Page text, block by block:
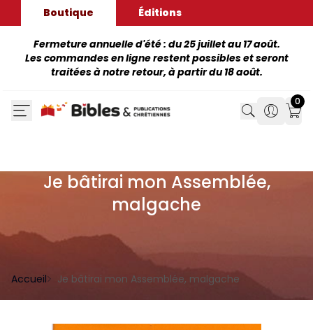
Boutique Éditions
Fermeture annuelle d'été : du 25 juillet au 17 août.
Les commandes en ligne restent possibles et seront
traitées à notre retour, à partir du 18 août.
Search
Search
0
Je bâtirai mon Assemblée,
malgache
Accueil Je bâtirai mon Assemblée, malgache